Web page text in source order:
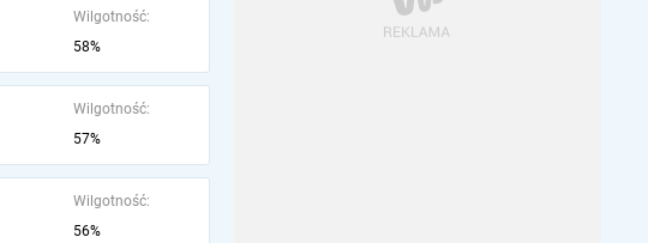
Wilgotność:
58%
Wilgotność:
57%
Wilgotność:
56%